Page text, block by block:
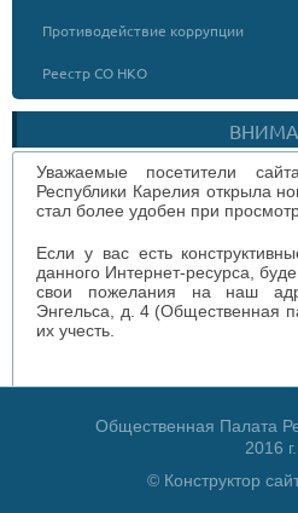
Противодействие коррупции
Реестр СО НКО
Уважаемые посетители
Республики Карелия открыла
стал более удобен при
Если у вас есть
данного Интернет-ресурса,
свои пожелания на наш
Энгельса, д. 4 (Общественная
их учесть.
Общественная Палата
2016 г.
© Конструктор